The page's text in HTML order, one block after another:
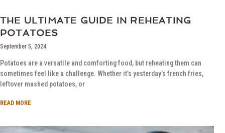
THE ULTIMATE GUIDE IN REHEATING
POTATOES
September 5, 2024
Potatoes are a versatile and comforting food, but reheating them can
sometimes feel like a challenge. Whether it’s yesterday’s french fries,
leftover mashed potatoes, or
READ MORE